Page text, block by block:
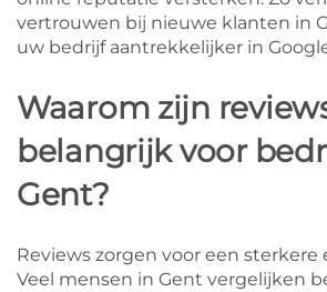
vertrouwen bij nieuwe klanten in
uw bedrijf aantrekkelijker in
Waarom zijn
belangrijk voor
Gent?
Reviews zorgen voor een sterkere
Veel mensen in Gent vergelijken